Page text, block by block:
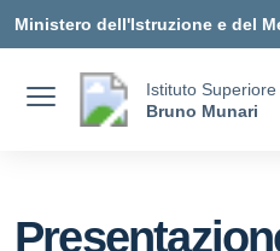
Ministero dell'Istruzione e del
Istituto Superiore
Bruno Munari